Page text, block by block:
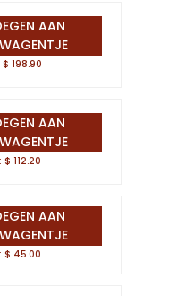
AAN
198.90
AAN
112.20
AAN
$ 45.00